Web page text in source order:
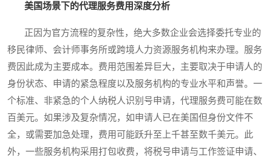
美国场景下的代理服务费用深度分析
正因为官方流程的复杂性，绝大多数企业会选择委托专业的
移民律师、会计师事务所或跨境人力资源服务机构来办理。服务
费因此成为主要成本。费用范围差异巨大，主要取决于申请人的
身份状态、申请的紧急程度以及服务机构的专业水平和声誉。一
个标准、非紧急的个人纳税人识别号申请，代理服务费可能在数
百美元。如果涉及复杂情况，如申请人已在美国但身份文件不
全，或需要加急处理，费用可能跃升至上千甚至数千美元。此
外，一些服务机构采用打包收费，将税号申请与工作签证申请、